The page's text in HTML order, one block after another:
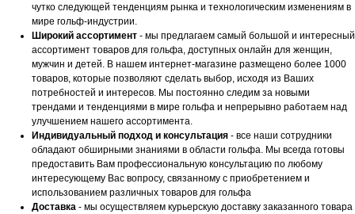
чутко следующей тенденциям рынка и технологическим изменениям в
мире гольф-индустрии.
Широкий ассортимент - мы предлагаем самый большой и интересный
ассортимент товаров для гольфа, доступных онлайн для женщин,
мужчин и детей. В нашем интернет-магазине размещено более 1000
товаров, которые позволяют сделать выбор, исходя из Ваших
потребностей и интересов. Мы постоянно следим за новыми
трендами и тенденциями в мире гольфа и непрерывно работаем над
улучшением нашего ассортимента.
Индивидуальный подход и консультация - все наши сотрудники
обладают обширными знаниями в области гольфа. Мы всегда готовы
предоставить Вам профессиональную консультацию по любому
интересующему Вас вопросу, связанному с приобретением и
использованием различных товаров для гольфа
Доставка - мы осуществляем курьерскую доставку заказанного товара